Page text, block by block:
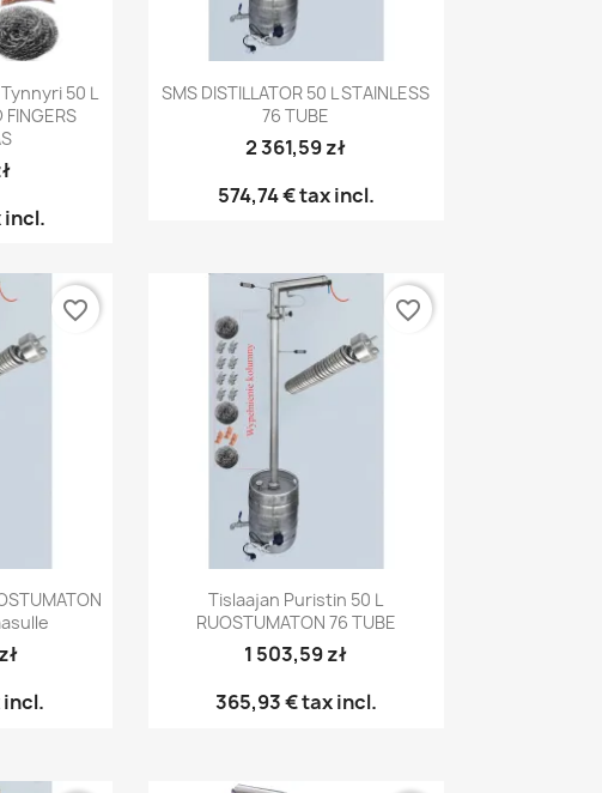
50 L
 Pikakatselu
SMS DISTILLATOR 50 L STAINLESS
76 TUBE
2 361,59 zł
574,74 €tax incl.
favorite_border
Pikakatselu
Tislaajan Puristin 50 L
RUOSTUMATON 76 TUBE
1 503,59 zł
365,93 €tax incl.
favorite_border